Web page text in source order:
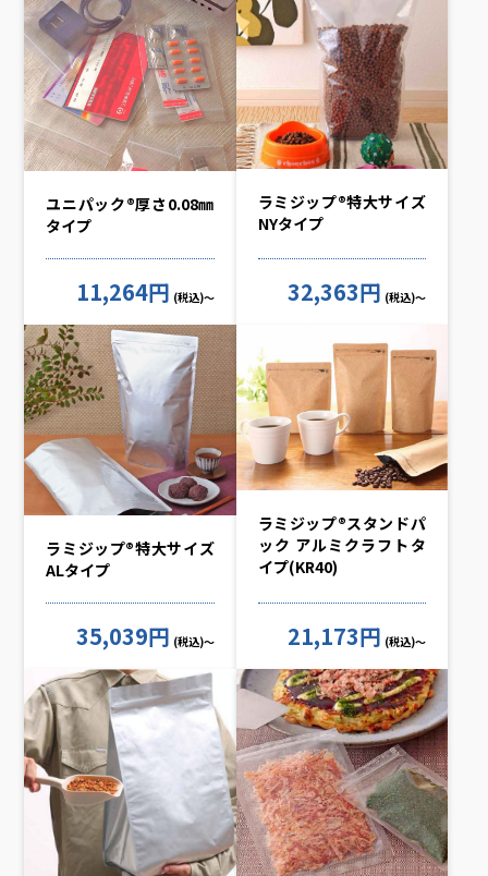
ユニパック®厚さ0.08㎜
タイプ
11,264円 (税込)～
ラミジップ®特大サイズ
NYタイプ
32,363円 (税込)～
ラミジップ®特大サイズ
ALタイプ
35,039円 (税込)～
ラミジップ®スタンドパ
ック アルミクラフトタ
イプ(KR40)
21,173円 (税込)～